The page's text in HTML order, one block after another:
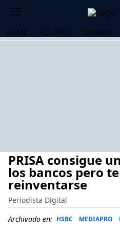
HOME POLÍTICA MUNDO
PRISA consigue
los bancos pero
reinventarse
Periodista Digital
Archivado en: HSBC MEDIAPRO